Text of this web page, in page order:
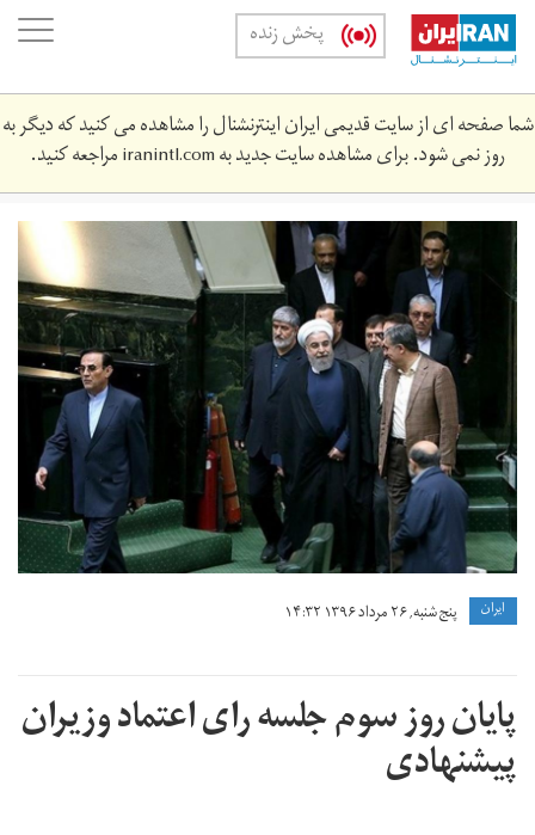
Skip
main
content
پخش زنده
شما صفحه ای از سایت قدیمی ایران اینترنشنال را مشاهده می کنید که دیگر به
روز نمی شود. برای مشاهده سایت جدید بهiranintl.comمراجعه کنید.
139508111200446309076314.jpg
ايران پنج شنبه, ۲۶ مرداد ۱۳۹۶ ۱۴:۳۲
پایان روز سوم جلسه رای اعتماد وزیران
پیشنهادی